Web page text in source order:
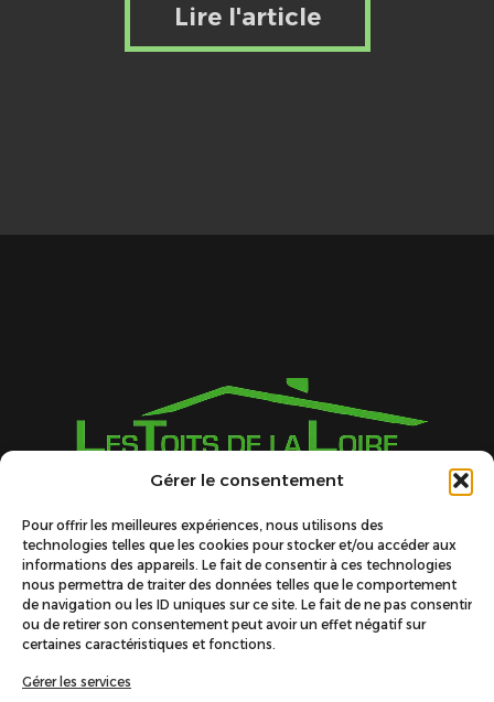
Gérer le consentement
Pour offrir les meilleures expériences, nous utilisons des
technologies telles que les cookies pour stocker et/ou accéder aux
informations des appareils. Le fait de consentir à ces technologies
nous permettra de traiter des données telles que le comportement
de navigation ou les ID uniques sur ce site. Le fait de ne pas consentir
ou de retirer son consentement peut avoir un effet négatif sur
certaines caractéristiques et fonctions.
Gérer les services
Lire l'article
Nous trouver
Z.A. des Granges